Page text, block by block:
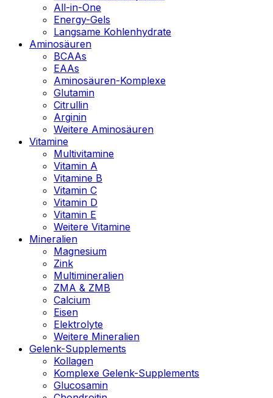
All-in-One
Energy-Gels
Langsame Kohlenhydrate
Aminosäuren
BCAAs
EAAs
Aminosäuren-Komplexe
Glutamin
Citrullin
Arginin
Weitere Aminosäuren
Vitamine
Multivitamine
Vitamin A
Vitamine B
Vitamin C
Vitamin D
Vitamin E
Weitere Vitamine
Mineralien
Magnesium
Zink
Multimineralien
ZMA & ZMB
Calcium
Eisen
Elektrolyte
Weitere Mineralien
Gelenk-Supplements
Kollagen
Komplexe Gelenk-Supplements
Glucosamin